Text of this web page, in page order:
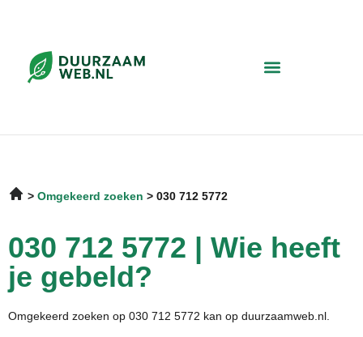
Omgekeerd zoeken 030 712 5772
030 712 5772 | Wie heeft
je gebeld?
Omgekeerd zoeken op 030 712 5772 kan op duurzaamweb.nl.